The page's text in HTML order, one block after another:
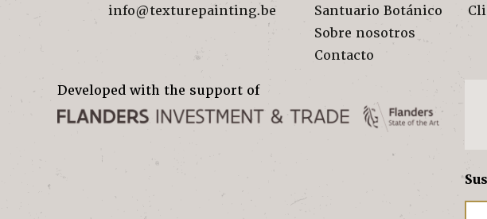
info@texturepainting.be
Santuario Botánico
Sobre nosotros
Contacto
Developed with the support of